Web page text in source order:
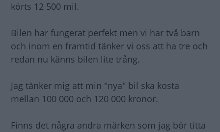
körts 12 500 mil.
Bilen har fungerat perfekt men vi har två barn
och inom en framtid tänker vi oss att ha tre och
redan nu känns bilen lite trång.
Jag tänker mig att min "nya" bil ska kosta
mellan 100 000 och 120 000 kronor.
Finns det några andra märken som jag bör titta